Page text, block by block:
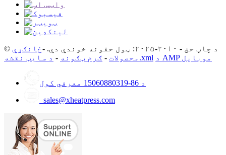
© د چاپ حق - ۲۰۱۰-۲۰۲۵: ټول حقونه خوندي دي. -
ځانګړي
محصولات - ګرم ټګونه - د سایټ نقشه.xml د AMP موبایل
د 86-15060880319 معرفي کول
sales@xheatpress.com